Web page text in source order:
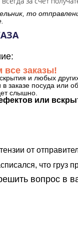
то
все заказы!
и любых
заказе посуда или
слышно.
или
от
что груз
вопрос в